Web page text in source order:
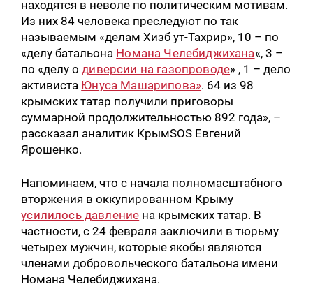
находятся в неволе по политическим мотивам.
Из них 84 человека преследуют по так
называемым «делам Хизб ут-Тахрир», 10 – по
«делу батальона Номана Челебиджихана«, 3 –
по «делу одиверсии на газопроводе» , 1 – дело
активиста Юнуса Машарипова». 64 из 98
крымских татар получили приговоры
суммарной продолжительностью 892 года», –
рассказал аналитик КрымSOS Евгений
Ярошенко.
Напоминаем, что с начала полномасштабного
вторжения в оккупированном Крыму
усилилось давление на крымских татар. В
частности, с 24 февраля заключили в тюрьму
четырех мужчин, которые якобы являются
членами добровольческого батальона имени
Номана Челебиджихана.